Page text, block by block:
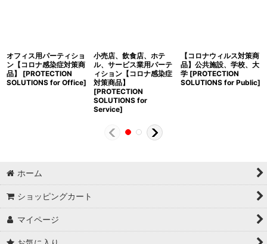
オフィス用パーティショ
ン【コロナ感染症対策商
品】
[PROTECTION
SOLUTIONS for Office]
小売店、飲食店、ホテ
ル、サービス業用パーテ
ィション【コロナ感染症
対策商品】
[PROTECTION
SOLUTIONS for
Service]
【コロナウィルス対策商
品】公共施設、学校、大
学 [PROTECTION
SOLUTIONS for Public]
ホーム
ショッピングカート
マイページ